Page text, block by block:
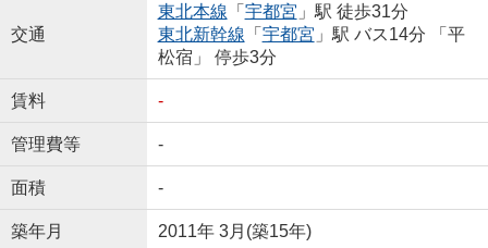
交通
東北本線 「 宇都宮 」駅 徒歩31分
東北新幹線 「 宇都宮 」駅 バス14分 「平
松宿」 停歩3分
賃料 -
管理費等 -
面積 -
築年月 2011年 3月(築15年)